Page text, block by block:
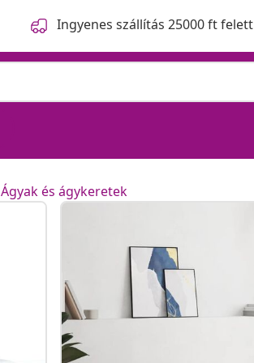
Ingyenes szállítás 25000 ft felett
Ágyak és ágykeretek